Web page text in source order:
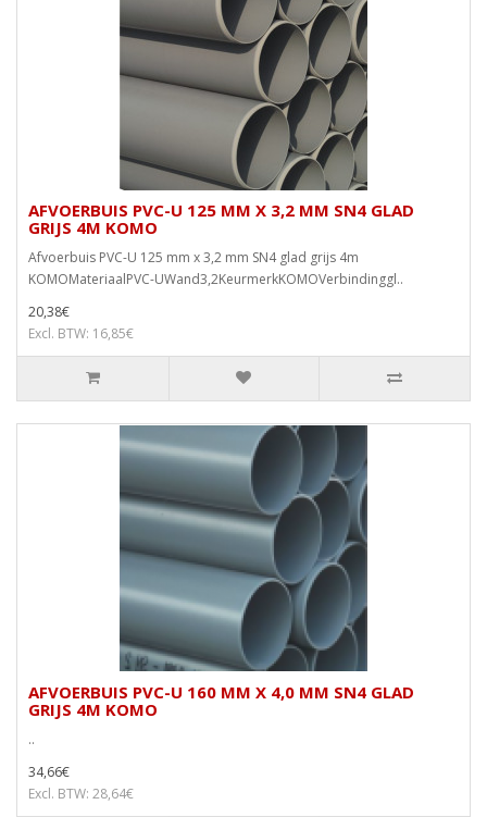
AFVOERBUIS PVC-U 125 MM X 3,2 MM SN4 GLAD
GRIJS 4M KOMO
Afvoerbuis PVC-U 125 mm x 3,2 mm SN4 glad grijs 4m
KOMOMateriaalPVC-UWand3,2KeurmerkKOMOVerbindinggl..
20,38€
Excl. BTW: 16,85€
AFVOERBUIS PVC-U 160 MM X 4,0 MM SN4 GLAD
GRIJS 4M KOMO
..
34,66€
Excl. BTW: 28,64€